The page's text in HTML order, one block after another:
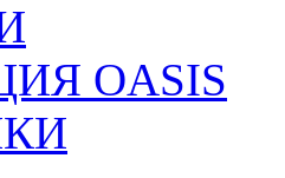
OASIS